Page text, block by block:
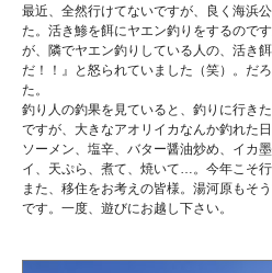
最近、全然行けてないですが、良く海浜
た。活き鯵を餌にヤエン釣りをするので
が、隣でヤエン釣りしている人の、活き
だ！！』と怒られていました（笑）。だ
た。
釣り人の釣果を見ていると、釣りに行き
ですが、大きなアオリイカなんか釣れた
ソーメン、塩辛、バター醤油炒め、イカ
イ、天ぷら、煮て、焼いて…。今年こそ
また、移住をお考えの皆様。湯河原もそ
です。一度、遊びにお越し下さい。